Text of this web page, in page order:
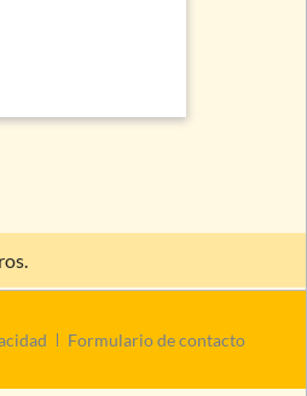
Formulario de contacto